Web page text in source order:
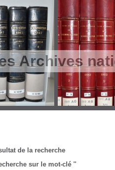
Archives
de la recherche
sur le mot-clé ''